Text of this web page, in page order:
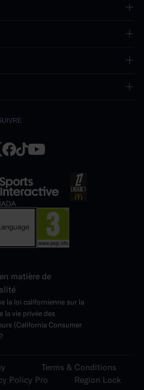
matière de
la loi californienne sur la
la vie privée des
(California Consumer
Terms & Conditions
Policy Pro Region Lock